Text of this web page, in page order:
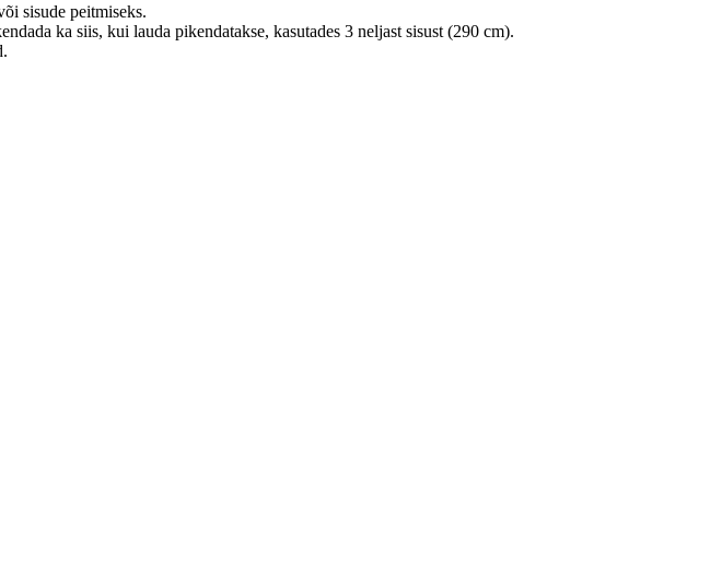
sisude peitmiseks.
ka siis, kui lauda pikendatakse, kasutades 3 neljast sisust (290 cm).